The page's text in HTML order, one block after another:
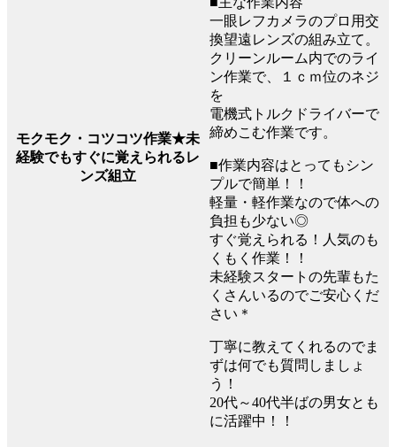
モクモク・コツコツ作業★未
経験でもすぐに覚えられるレ
ンズ組立
一眼レフカメラのプロ用交
換望遠レンズの組み立て。
クリーンルーム内でのライ
ン作業で、１ｃｍ位のネジ
を
電機式トルクドライバーで
締めこむ作業です。
■作業内容はとってもシン
プルで簡単！！
軽量・軽作業なので体への
負担も少ない◎
すぐ覚えられる！人気のも
くもく作業！！
未経験スタートの先輩もた
くさんいるのでご安心くだ
さい＊
丁寧に教えてくれるのでま
ずは何でも質問しましょ
う！
20代～40代半ばの男女とも
に活躍中！！